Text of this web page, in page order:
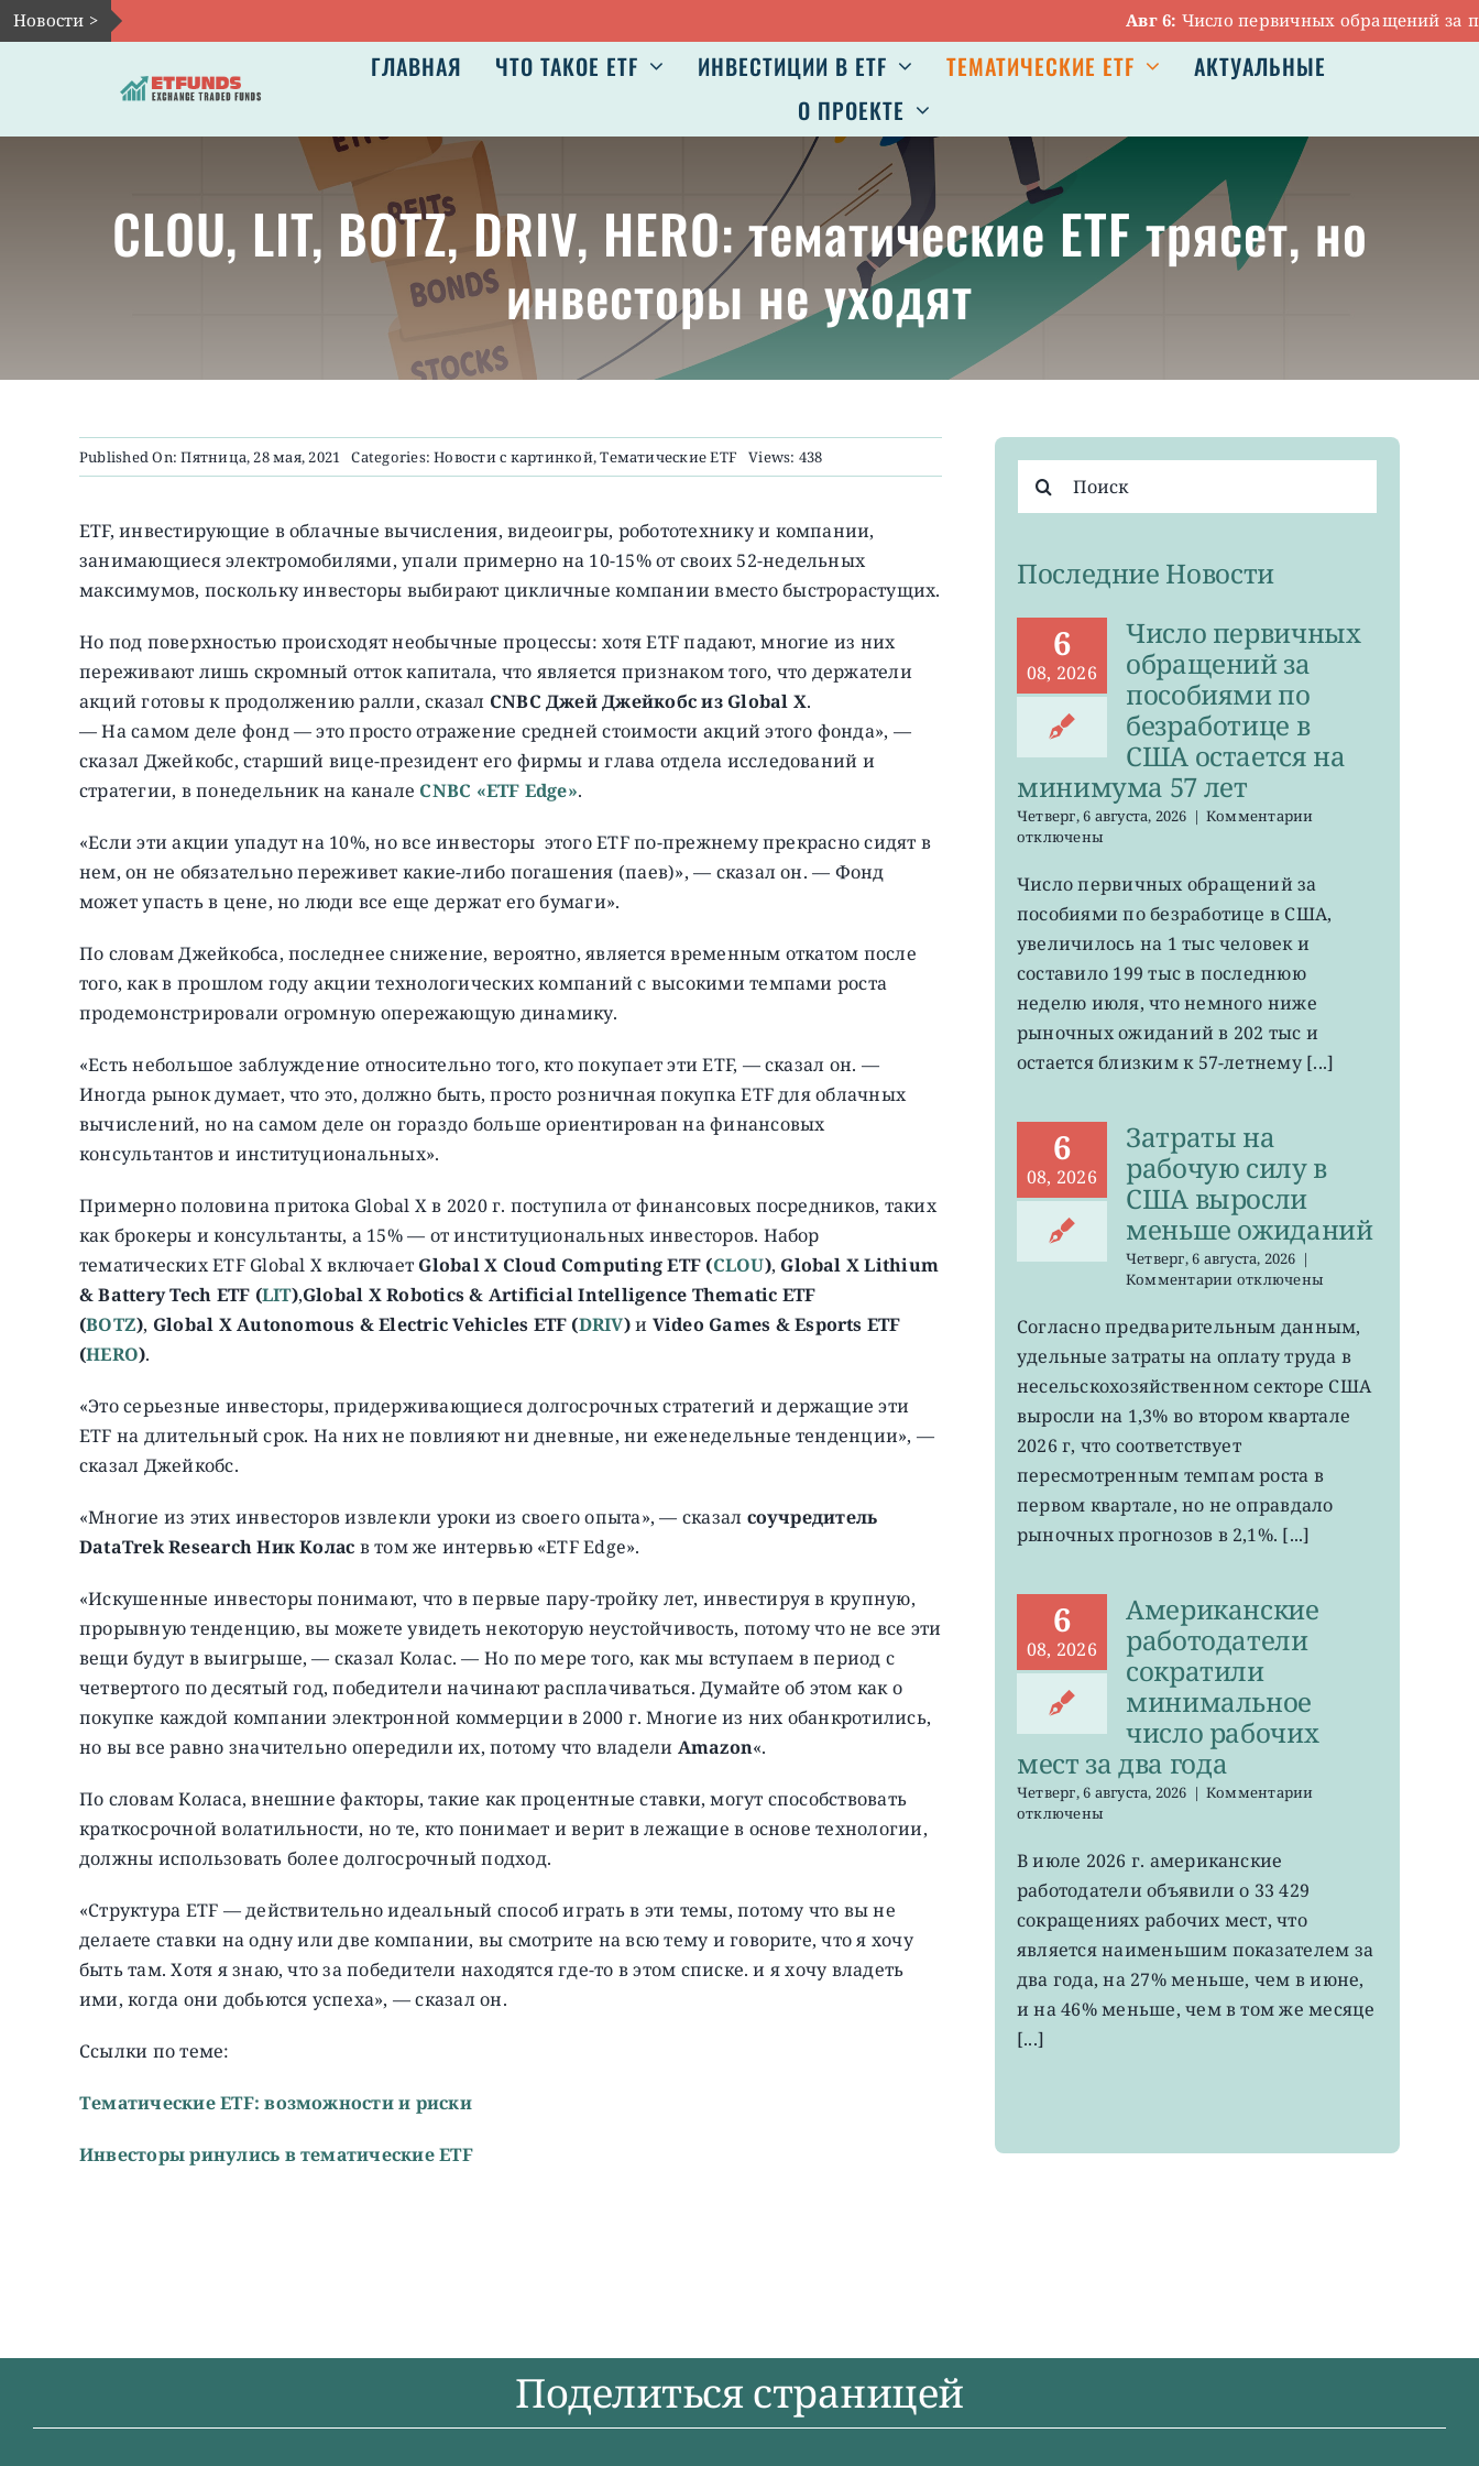
Skip
to
Новости > Авг 6:Число первичных обращений за
ГЛАВНАЯ ЧТО ТАКОЕ ETF ИНВЕСТИЦИИ В ETF ТЕМАТИЧЕСКИЕ ETF
АКТУАЛЬНЫЕ
О ПРОЕКТЕ
CLOU, LIT, BOTZ, DRIV, HERO: тематические ETF трясет, но
инвесторы не уходят
Published On: Пятница, 28 мая, 2021 Categories:Новости с картинкой,Тематические ETF Views: 438
ETF, инвестирующие в облачные вычисления, видеоигры, робототехнику и компании,
занимающиеся электромобилями, упали примерно на 10-15% от своих 52-недельных
максимумов, поскольку инвесторы выбирают цикличные компании вместо быстрорастущих.
Но под поверхностью происходят необычные процессы: хотя ETF падают, многие из них
переживают лишь скромный отток капитала, что является признаком того, что держатели
акций готовы к продолжению ралли, сказал CNBC Джей Джейкобс из Global X.
— На самом деле фонд — это просто отражение средней стоимости акций этого фонда», —
сказал Джейкобс, старший вице-президент его фирмы и глава отдела исследований и
стратегии, в понедельник на канале CNBC «ETF Edge».
«Если эти акции упадут на 10%, но все инвесторы этого ETF по-прежнему прекрасно сидят в
нем, он не обязательно переживет какие-либо погашения (паев)», — сказал он. — Фонд
может упасть в цене, но люди все еще держат его бумаги».
По словам Джейкобса, последнее снижение, вероятно, является временным откатом после
того, как в прошлом году акции технологических компаний с высокими темпами роста
продемонстрировали огромную опережающую динамику.
«Есть небольшое заблуждение относительно того, кто покупает эти ETF, — сказал он. —
Иногда рынок думает, что это, должно быть, просто розничная покупка ETF для облачных
вычислений, но на самом деле он гораздо больше ориентирован на финансовых
консультантов и институциональных».
Примерно половина притока Global X в 2020 г. поступила от финансовых посредников, таких
как брокеры и консультанты, а 15% — от институциональных инвесторов. Набор
тематических ETF Global X включает Global X Cloud Computing ETF (CLOU), Global X Lithium
& Battery Tech ETF (LIT),Global X Robotics & Artificial Intelligence Thematic ETF
(BOTZ), Global X Autonomous & Electric Vehicles ETF (DRIV)и Video Games & Esports ETF
(HERO).
«Это серьезные инвесторы, придерживающиеся долгосрочных стратегий и держащие эти
ETF на длительный срок. На них не повлияют ни дневные, ни еженедельные тенденции», —
сказал Джейкобс.
«Многие из этих инвесторов извлекли уроки из своего опыта», — сказал соучредитель
DataTrek Research Ник Колас в том же интервью «ETF Edge».
«Искушенные инвесторы понимают, что в первые пару-тройку лет, инвестируя в крупную,
прорывную тенденцию, вы можете увидеть некоторую неустойчивость, потому что не все эти
вещи будут в выигрыше, — сказал Колас. — Но по мере того, как мы вступаем в период с
четвертого по десятый год, победители начинают расплачиваться. Думайте об этом как о
покупке каждой компании электронной коммерции в 2000 г. Многие из них обанкротились,
но вы все равно значительно опередили их, потому что владели Amazon«.
По словам Коласа, внешние факторы, такие как процентные ставки, могут способствовать
краткосрочной волатильности, но те, кто понимает и верит в лежащие в основе технологии,
должны использовать более долгосрочный подход.
«Структура ETF — действительно идеальный способ играть в эти темы, потому что вы не
делаете ставки на одну или две компании, вы смотрите на всю тему и говорите, что я хочу
быть там. Хотя я знаю, что за победители находятся где-то в этом списке. и я хочу владеть
ими, когда они добьются успеха», — сказал он.
Ссылки по теме:
Тематические ETF: возможности и риски
Инвесторы ринулись в тематические ETF
поиска:
Последние Новости
6
08, 2026
Число первичных
обращений за
пособиями по
безработице в
США остается на
минимума 57 лет
Четверг, 6 августа, 2026 | Комментариик
первичных
за
в
остается
на
отключены
Число первичных обращений за
пособиями по безработице в США,
увеличилось на 1 тыс человек и
составило 199 тыс в последнюю
неделю июля, что немного ниже
рыночных ожиданий в 202 тыс и
остается близким к 57-летнему [...]
6
08, 2026
Затраты на
рабочую силу в
США выросли
меньше ожиданий
Четверг, 6 августа, 2026 |
Комментариик
Затраты
рабочую
силу
США
выросли
ожиданий
отключены
Согласно предварительным данным,
удельные затраты на оплату труда в
несельскохозяйственном секторе США
выросли на 1,3% во втором квартале
2026 г, что соответствует
пересмотренным темпам роста в
первом квартале, но не оправдало
рыночных прогнозов в 2,1%. [...]
6
08, 2026
Американские
работодатели
сократили
минимальное
число рабочих
мест за два года
Четверг, 6 августа, 2026 | Комментариик
мест
за
года
отключены
В июле 2026 г. американские
работодатели объявили о 33 429
сокращениях рабочих мест, что
является наименьшим показателем за
два года, на 27% меньше, чем в июне,
и на 46% меньше, чем в том же месяце
[...]
Поделиться страницей